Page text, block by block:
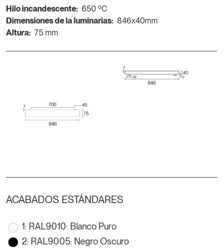
Hilo incandescente: 650 ºC
Dimensiones de la luminarias: 846x40mm
Altura: 75 mm
ACABADOS ESTÁNDARES
1: RAL9010: Blanco Puro
2: RAL9005: Negro Oscuro